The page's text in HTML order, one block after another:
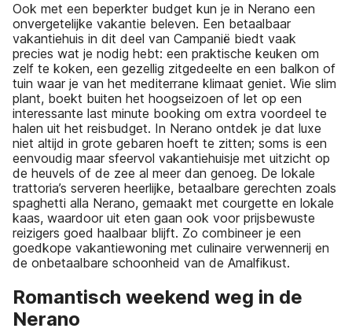
Ook met een beperkter budget kun je in Nerano een
onvergetelijke vakantie beleven. Een betaalbaar
vakantiehuis in dit deel van Campanië biedt vaak
precies wat je nodig hebt: een praktische keuken om
zelf te koken, een gezellig zitgedeelte en een balkon of
tuin waar je van het mediterrane klimaat geniet. Wie slim
plant, boekt buiten het hoogseizoen of let op een
interessante last minute booking om extra voordeel te
halen uit het reisbudget. In Nerano ontdek je dat luxe
niet altijd in grote gebaren hoeft te zitten; soms is een
eenvoudig maar sfeervol vakantiehuisje met uitzicht op
de heuvels of de zee al meer dan genoeg. De lokale
trattoria’s serveren heerlijke, betaalbare gerechten zoals
spaghetti alla Nerano, gemaakt met courgette en lokale
kaas, waardoor uit eten gaan ook voor prijsbewuste
reizigers goed haalbaar blijft. Zo combineer je een
goedkope vakantiewoning met culinaire verwennerij en
de onbetaalbare schoonheid van de Amalfikust.
Romantisch weekend weg in de
Nerano